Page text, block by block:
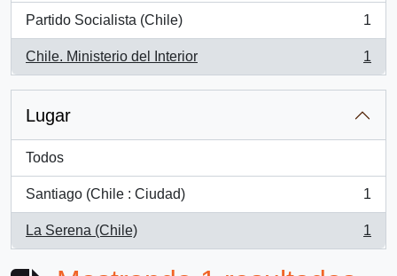
Partido Socialista (Chile)
, 1 resultados
1
Chile. Ministerio del Interior
, 1 resultados
1
Lugar
Todos
Santiago (Chile : Ciudad)
, 1 resultados
1
La Serena (Chile)
, 1 resultados
1